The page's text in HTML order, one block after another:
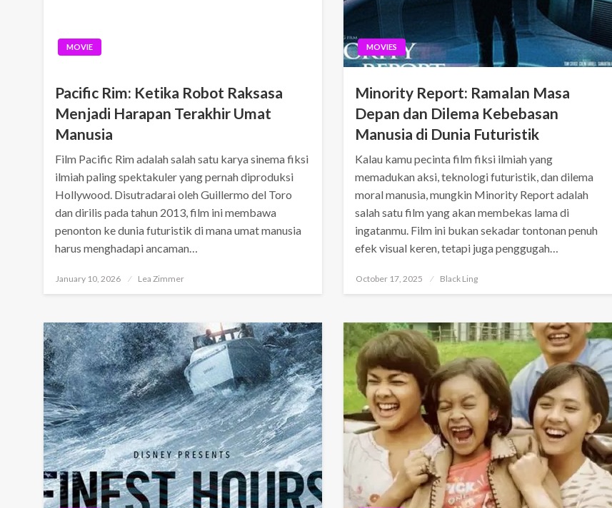
MOVIE
Pacific Rim: Ketika Robot Raksasa
Menjadi Harapan Terakhir Umat
Manusia
Film Pacific Rim adalah salah satu karya sinema fiksi
ilmiah paling spektakuler yang pernah diproduksi
Hollywood. Disutradarai oleh Guillermo del Toro
dan dirilis pada tahun 2013, film ini membawa
penonton ke dunia futuristik di mana umat manusia
harus menghadapi ancaman…
Posted
January 10, 2026 Lea Zimmer
MOVIES
Minority Report: Ramalan Masa
Depan dan Dilema Kebebasan
Manusia di Dunia Futuristik
Kalau kamu pecinta film fiksi ilmiah yang
memadukan aksi, teknologi futuristik, dan dilema
moral manusia, mungkin Minority Report adalah
salah satu film yang akan membekas lama di
ingatanmu. Film ini bukan sekadar tontonan penuh
efek visual keren, tetapi juga penggugah…
Posted
October 17, 2025 Black Ling